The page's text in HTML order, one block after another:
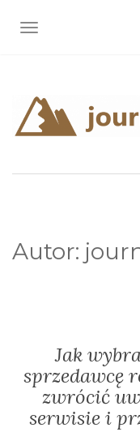
TOGGLE
Autor:
Jak
sprzedawcę
zwrócić
serwisie i